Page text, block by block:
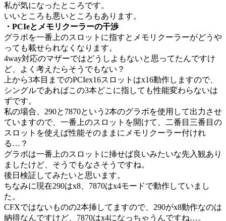
私が気になったところです。
いいところも悪いところもあります。
・PCIeとメモリクーラーの干渉
グラボを一番上のスロットに指すとメモリクーラーがどうや
っても載せられなくなります。
4way対応のマザーではどうしよもないと思ってたんですけ
ど、よく考えたらそうでもない？
上から3本目までのPCIex16スロットはx16動作しますので、
シングルであればこの3本どこに指しても性能変わらないは
ずです。
私の場合、290と7870という2本のグラボを使用して出力させ
ていますので、一番上のスロットを開けて、二番目三番目の
スロットを使えば性能そのままにメモリクーラー付けれ
る…？
グラボは一番上のスロットに挿せば良いみたいな先入観あり
ましたけど、そうでもなさそうですね。
後日検証してみたいと思います。
ちなみに現在290はx8、7870はx4モードで動作していまし
た。
CFXではないものの2本挿してますので、290がx8動作なのは
納得なんですけど、7870はx4になっちゃうんですね…。